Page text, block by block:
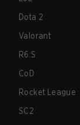
Dota 2
Valorant
R6:S
CoD
Rocket League
SC2